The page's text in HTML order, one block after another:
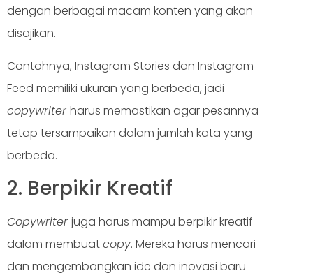
dengan berbagai macam konten yang akan
disajikan.
Contohnya, Instagram Stories dan Instagram
Feed memiliki ukuran yang berbeda, jadi
copywriter harus memastikan agar pesannya
tetap tersampaikan dalam jumlah kata yang
berbeda.
2. Berpikir Kreatif
Copywriter juga harus mampu berpikir kreatif
dalam membuatcopy. Mereka harus mencari
dan mengembangkan ide dan inovasi baru